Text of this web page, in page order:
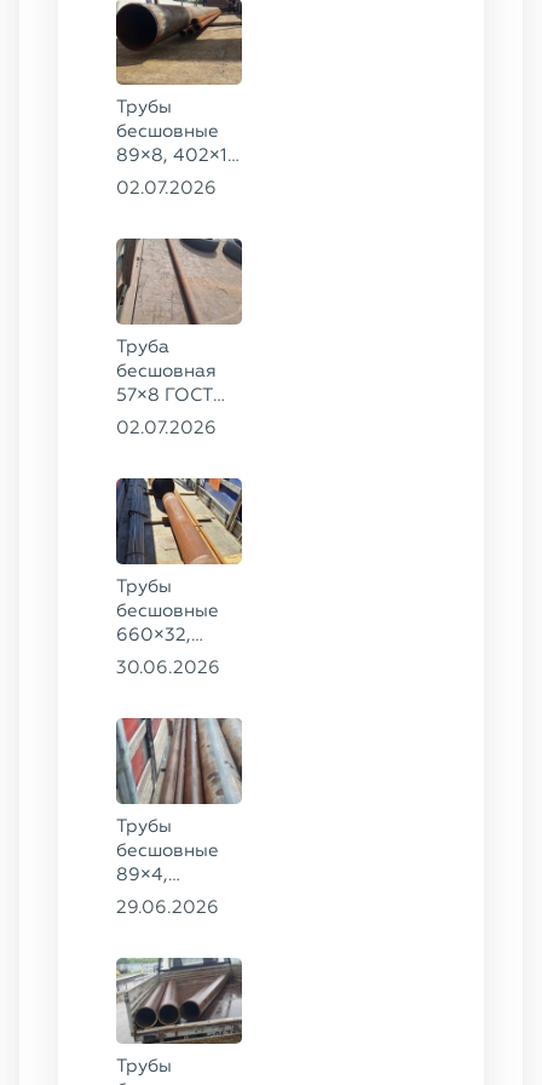
Трубы
бесшовные
89×8, 402×10
ГОСТ 8732-
02.07.2026
Труба
бесшовная
57×8 ГОСТ
8732-78
02.07.2026
Трубы
бесшовные
660×32,
426×28,
8732-78
сталь 09Г2С
30.06.2026
Трубы
бесшовные
89×4,
203×20,
09Г2С
29.06.2026
Трубы